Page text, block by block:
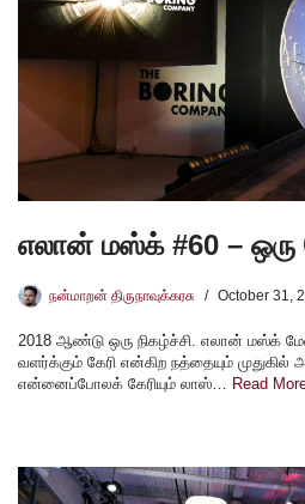
எலான் மஸ்க் #60 –
நன்மாறன் திருநாவுக்கரசு October 31,
2018 ஆண்டு ஒரு நிகழ்ச்சி. எலான் மஸ்க்
வளர்க்கும் கேரி என்கிற நத்தையும்
என்னைப்போலக் கேரியும் லாஸ்… Read